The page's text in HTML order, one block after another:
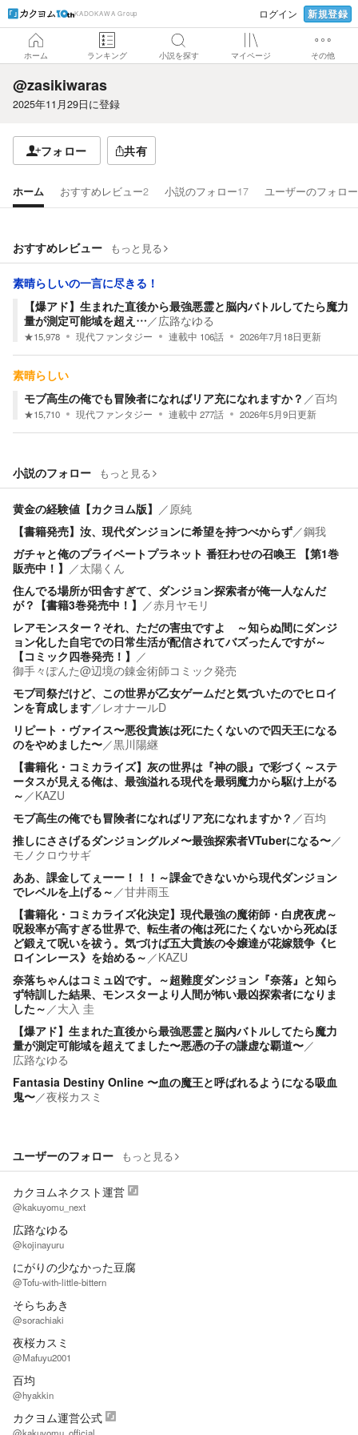
KADOKAWA Group ログイン 新規登録
ホーム ランキング 小説を探す マイページ その他
@zasikiwaras
2025年11月29日に登録
フォロー 共有
ホーム おすすめレビュー2 小説のフォロー17 ユーザーのフォロー
おすすめレビュー もっと見る
素晴らしいの一言に尽きる！
【爆アド】生まれた直後から最強悪霊と脳内バトルしてたら魔力
量が測定可能域を超え…／広路なゆる
★15,978 現代ファンタジー 連載中 106話 2026年7月18日更新
素晴らしい
モブ高生の俺でも冒険者になればリア充になれますか？ ／百均
★15,710 現代ファンタジー 連載中 277話 2026年5月9日更新
小説のフォロー もっと見る
黄金の経験値【カクヨム版】 ／原純
【書籍発売】汝、現代ダンジョンに希望を持つべからず／鋼我
ガチャと俺のプライベートプラネット 番狂わせの召喚王 【第1巻
販売中！】 ／太陽くん
住んでる場所が田舎すぎて、ダンジョン探索者が俺一人なんだ
が？【書籍3巻発売中！】 ／赤月ヤモリ
レアモンスター？それ、ただの害虫ですよ ～知らぬ間にダンジ
ョン化した自宅での日常生活が配信されてバズったんですが～
【コミック四巻発売！】 ／
御手々ぽんた@辺境の錬金術師コミック発売
モブ司祭だけど、この世界が乙女ゲームだと気づいたのでヒロイ
ンを育成します／ レオナールD
リピート・ヴァイス〜悪役貴族は死にたくないので四天王になる
のをやめました〜／黒川陽継
【書籍化・コミカライズ】灰の世界は『神の眼』で彩づく～ステ
ータスが見える俺は、最強溢れる現代を最弱魔力から駆け上がる
～ ／KAZU
モブ高生の俺でも冒険者になればリア充になれますか？ ／百均
推しにささげるダンジョングルメ〜最強探索者VTuberになる〜／
モノクロウサギ
ああ、課金してぇーー！！！～課金できないから現代ダンジョン
でレベルを上げる～ ／甘井雨玉
【書籍化・コミカライズ化決定】現代最強の魔術師・白虎夜虎～
呪殺率が高すぎる世界で、転生者の俺は死にたくないから死ぬほ
ど鍛えて呪いを祓う。気づけば五大貴族の令嬢達が花嫁競争《ヒ
ロインレース》を始める～ ／KAZU
奈落ちゃんはコミュ凶です。～超難度ダンジョン『奈落』と知ら
ず特訓した結果、モンスターより人間が怖い最凶探索者になりま
した～ ／大入 圭
【爆アド】生まれた直後から最強悪霊と脳内バトルしてたら魔力
量が測定可能域を超えてました〜悪憑の子の謙虚な覇道〜／
広路なゆる
Fantasia Destiny Online 〜血の魔王と呼ばれるようになる吸血
鬼〜／夜桜カスミ
ユーザーのフォロー もっと見る
カクヨムネクスト運営
@kakuyomu_next
広路なゆる
@kojinayuru
にがりの少なかった豆腐
@Tofu-with-little-bittern
そらちあき
@sorachiaki
夜桜カスミ
@Mafuyu2001
百均
@hyakkin
カクヨム運営公式